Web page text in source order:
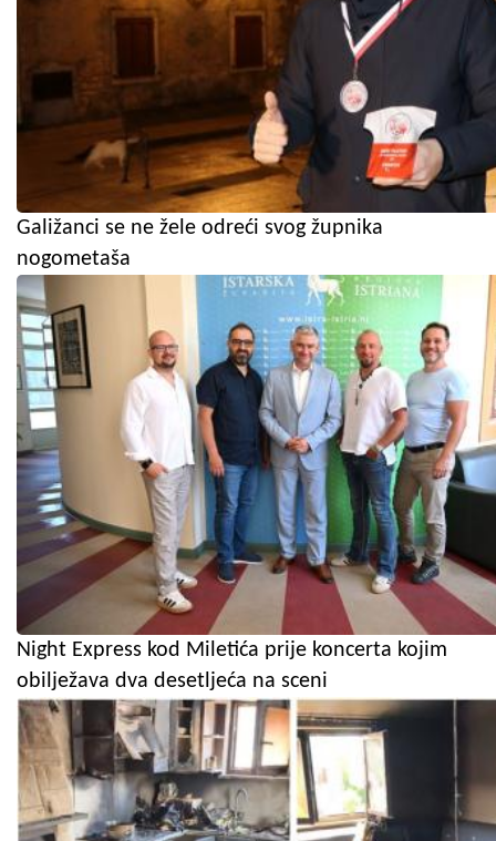
Galižanci se ne žele odreći svog župnika
nogometaša
Night Express kod Miletića prije koncerta kojim
obilježava dva desetljeća na sceni